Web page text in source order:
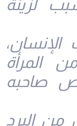
لزينة
المرأة
صاحبه
من البرد